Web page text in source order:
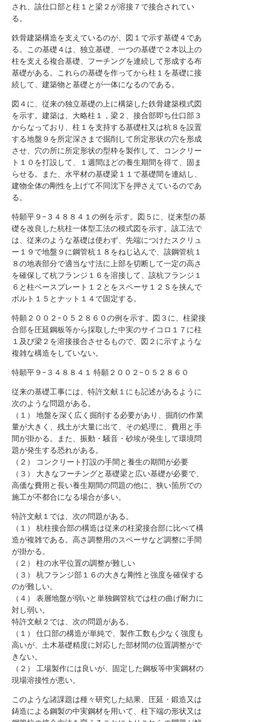
され、該仕口部と柱１と梁２が溶接７で接合されてい
る。
鉄骨建築構造を支えているのが、図１で示す基礎４であ
る。この基礎４は、独立基礎、一つの基礎で２本以上の
柱を支える複合基礎、フーチングを連続して形成する布
基礎がある。これらの基礎を作ってから柱１を基礎に接
続して、建築物と基礎とが一体になるのである。
図４に、従来の独立基礎の上に構築した鉄骨建築模式図
を示す。建築は、大略柱１，梁２、接合部即ち仕口部３
からなっており、柱１を支持する基礎柱又は杭８を設置
する地盤９を所定深さまで掘削して所定形状の穴を形成
させ、穴の所に所定形状の型枠を製作して、コンクリー
ト１０を打設して、１週間ほどの養生期間を得て、固ま
らせる。また、水平材の基礎梁１１で基礎間を連結し、
建物全体の剛性を上げて不同沈下を押さえているのであ
る。
特願平９−３４８８４１の例を示す。図５に、従来型の基
礎を改良した杭柱一体型工法の模式図を示す。該工法で
は、従来のような基礎は使わず、先端につけたスクリュ
ー１９で地盤９に鋼管杭１８をねじ込んで、該鋼管杭１
８の地表部分で適当な寸法に上部を切断して一定の高さ
を確保して杭フランジ１６を溶接して、該杭フランジ１
６と柱ベースプレート１２とをスペーサ１２Ｓを挟んで
ボルト１５とナット１４で固定する。
特願２００２−０５２８６０の例を示す。図３に、柱梁接
合部を圧延鋼板等から採取した中実のサイコロ１７に柱
１及び梁２を溶接接合させるもので、図２に示すような
複雑な構造をしていない。
特願平９−３４８８４１ 特願２００２−０５２８６０
従来の基礎工事には、特許文献１にも記述があるように
次のような問題がある。
（１） 地盤を深く広く掘削する必要があり、掘削の作業
量が大きく、残土が大量に出て、その処理に、費用と手
間が掛かる。また、振動・騒音・砂埃が発生して環境問
題が発生する恐れがある。
（２） コンクリート打設の手間と養生の期間が必要
（３） 大きなフーチングと基礎梁と広い基礎が必要で、
高価な費用と長い養生期間の問題の他に、狭い箇所での
施工が不都合になる場合が多い。
特許文献１では、次の問題がある。
（１） 杭柱接合部の構造は従来の柱梁接合部に比べて構
造が複雑である。高さ調整用のスペーサなど調整に手間
が掛かる。
（２） 柱の水平位置の調整が難しい
（３） 杭フランジ部１６の大きな剛性と強度を確保する
のが難しい。
（４） 表層地盤が弱いと単独鋼管杭では柱の曲げ耐力に
対し弱い。
特許文献２では、次の問題がある。
（１） 仕口部の構造が単純で、製作工数も少なく強度も
高いが、土木基礎精度に対応した部材間の位置調整がで
きない。
（２） 工場製作には良いが、固定した鋼板等中実鋼材の
現場溶接性が悪い。
このような諸課題は種々研究した結果、圧延・鍛造又は
鋳造による鋼製の中実鋼材を用いて、柱下端の形状又は